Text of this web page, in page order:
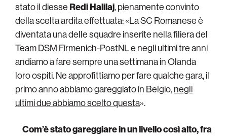
stato il diesseRedi Halilaj, pienamente convinto
della scelta ardita effettuata: «La SC Romanese è
diventata una delle squadre inserite nella filiera del
Team DSM Firmenich-PostNL e negli ultimi tre anni
andiamo a fare sempre una settimana in Olanda
loro ospiti. Ne approfittiamo per fare qualche gara, il
primo anno abbiamo gareggiato in Belgio,negli
ultimi due abbiamo scelto questa».
Com’è stato gareggiare in un livello così alto, fra